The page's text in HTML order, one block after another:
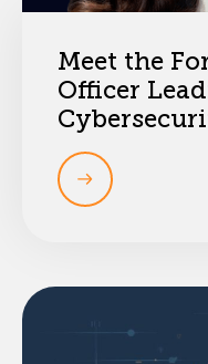
Meet the
Officer